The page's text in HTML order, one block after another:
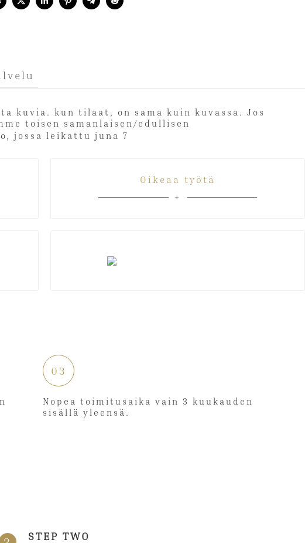
kuvia. kun tilaat, on sama kuin kuvassa. Jos
toisen samanlaisen/edullisen
Oikeaa työtä
03
Nopea toimitusaika vain 3 kuukauden
sisällä yleensä.
STEP TWO